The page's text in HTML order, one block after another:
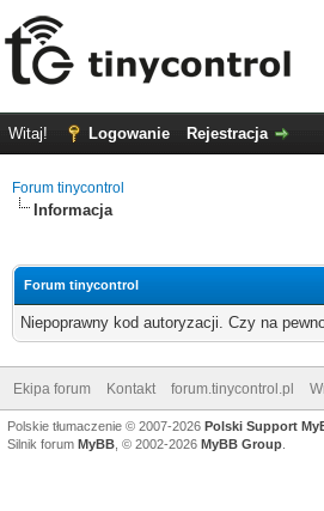
Witaj! Logowanie Rejestracja
Forum tinycontrol
Informacja
Forum tinycontrol
Niepoprawny kod autoryzacji. Czy na
Ekipa forum Kontakt forum.tinycontrol.pl
Polskie tłumaczenie © 2007-2026 Polski Support
Silnik forum MyBB , © 2002-2026 MyBB Group